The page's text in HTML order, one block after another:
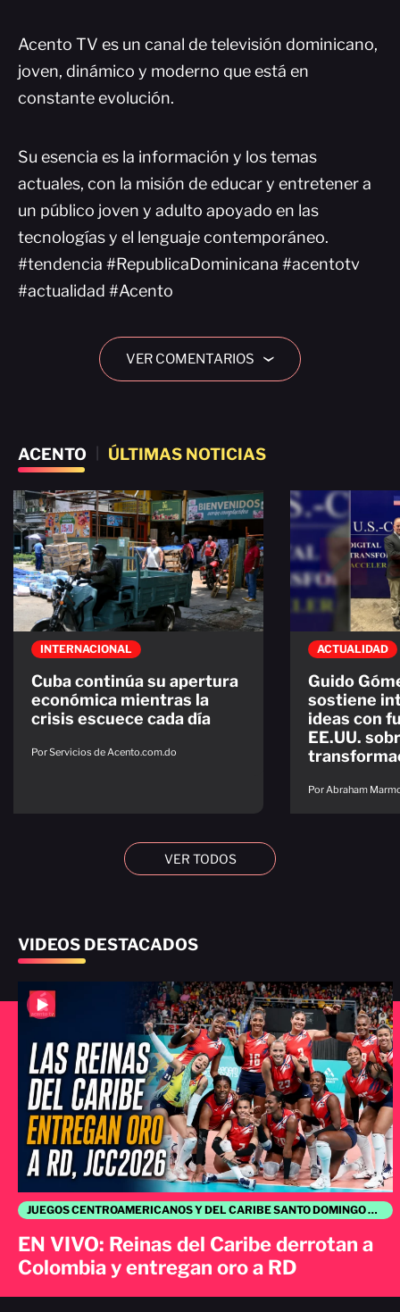
Acento TV es un canal de televisión dominicano,
joven, dinámico y moderno que está en
constante evolución.
Su esencia es la información y los temas
actuales, con la misión de educar y entretener a
un público joven y adulto apoyado en las
tecnologías y el lenguaje contemporáneo.
#tendencia #RepublicaDominicana #acentotv
#actualidad #Acento
VER COMENTARIOS ›
ACENTO ÚLTIMAS NOTICIAS
INTERNACIONAL
Cuba continúa su apertura
económica mientras la
crisis escuece cada día
Por Servicios de Acento.com.do
ACTUALIDAD
Guido
sostiene
ideas con
EE.UU.
Por Abraham
VER TODOS
VIDEOS DESTACADOS
JUEGOS CENTROAMERICANOS Y DEL CARIBE SANTO DOMINGO 2026
EN VIVO: Reinas del Caribe derrotan a
Colombia y entregan oro a RD